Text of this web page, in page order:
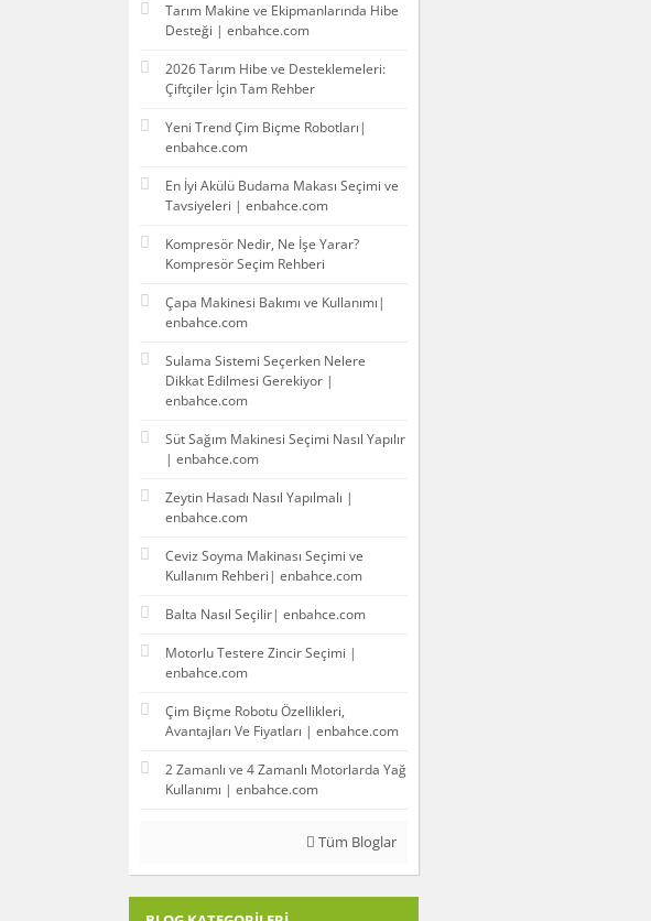
Tarım Makine ve Ekipmanlarında Hibe
Desteği | enbahce.com
2026 Tarım Hibe ve Desteklemeleri:
Çiftçiler İçin Tam Rehber
Yeni Trend Çim Biçme Robotları|
enbahce.com
En İyi Akülü Budama Makası Seçimi ve
Tavsiyeleri | enbahce.com
Kompresör Nedir, Ne İşe Yarar?
Kompresör Seçim Rehberi
Çapa Makinesi Bakımı ve Kullanımı|
enbahce.com
Sulama Sistemi Seçerken Nelere
Dikkat Edilmesi Gerekiyor |
enbahce.com
Süt Sağım Makinesi Seçimi Nasıl Yapılır
| enbahce.com
Zeytin Hasadı Nasıl Yapılmalı |
enbahce.com
Ceviz Soyma Makinası Seçimi ve
Kullanım Rehberi| enbahce.com
Balta Nasıl Seçilir| enbahce.com
Motorlu Testere Zincir Seçimi |
enbahce.com
Çim Biçme Robotu Özellikleri,
Avantajları Ve Fiyatları | enbahce.com
2 Zamanlı ve 4 Zamanlı Motorlarda Yağ
Kullanımı | enbahce.com
Tüm Bloglar